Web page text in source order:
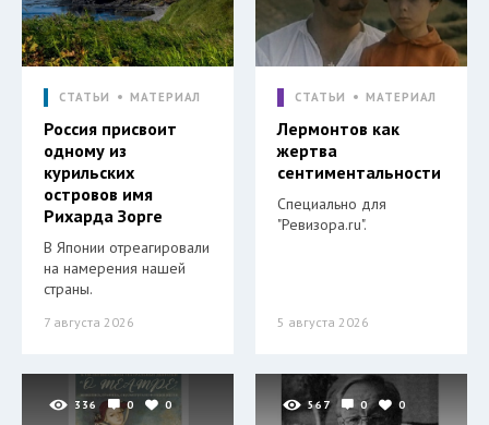
СТАТЬИ МАТЕРИАЛ
Россия присвоит
одному из
курильских
островов имя
Рихарда Зорге
В Японии отреагировали
на намерения нашей
страны.
7 августа 2026
СТАТЬИ МАТЕРИАЛ
Лермонтов как
жертва
сентиментальности
Специально для
"Ревизора.ru".
5 августа 2026
336 0 0 567 0 0